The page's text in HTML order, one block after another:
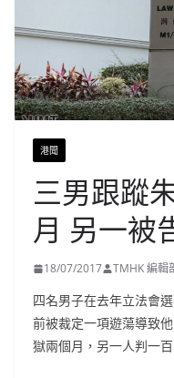
港聞
三男跟蹤
月 另一被
18/07/2017 TMHK 編輯
四名男子在去年立法會
前被裁定一項遊蕩導致
獄兩個月，另一人判一